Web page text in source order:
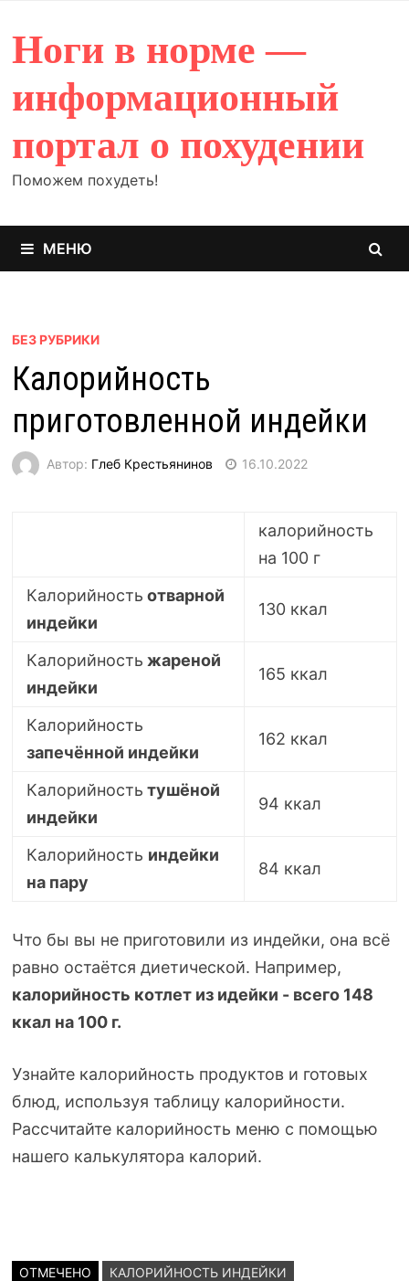
содержимому
Ноги в норме —
информационный
портал о похудении
Поможем похудеть!
МЕНЮ
БЕЗ РУБРИКИ
Калорийность
приготовленной индейки
Автор: Глеб Крестьянинов 16.10.2022
калорийность
на 100 г
Калорийность отварной
индейки
130 ккал
Калорийность жареной
индейки
165 ккал
Калорийность
запечённой индейки
162 ккал
Калорийность тушёной
индейки
94 ккал
Калорийность индейки
на пару
84 ккал
Что бы вы не приготовили из индейки, она всё
равно остаётся диетической. Например,
калорийность котлет из идейки - всего 148
ккал на 100 г.
Узнайте калорийность продуктов и готовых
блюд, используя таблицу калорийности.
Рассчитайте калорийность меню с помощью
нашего калькулятора калорий.
ОТМЕЧЕНО
КАЛОРИЙНОСТЬ ИНДЕЙКИ